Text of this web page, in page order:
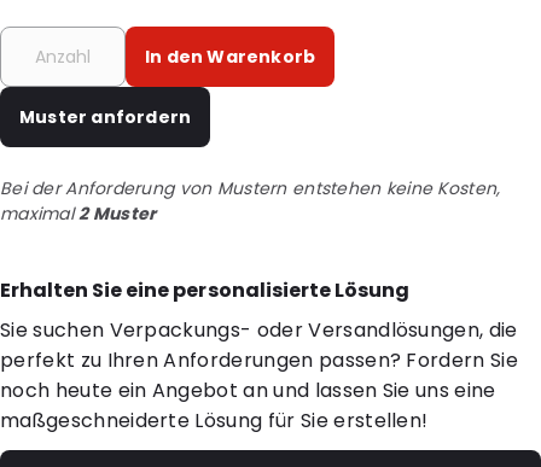
In den Warenkorb
Muster anfordern
Bei der Anforderung von Mustern entstehen keine Kosten,
maximal2 Muster
Erhalten Sie eine personalisierte Lösung
Sie suchen Verpackungs- oder Versandlösungen, die
perfekt zu Ihren Anforderungen passen? Fordern Sie
noch heute ein Angebot an und lassen Sie uns eine
maßgeschneiderte Lösung für Sie erstellen!